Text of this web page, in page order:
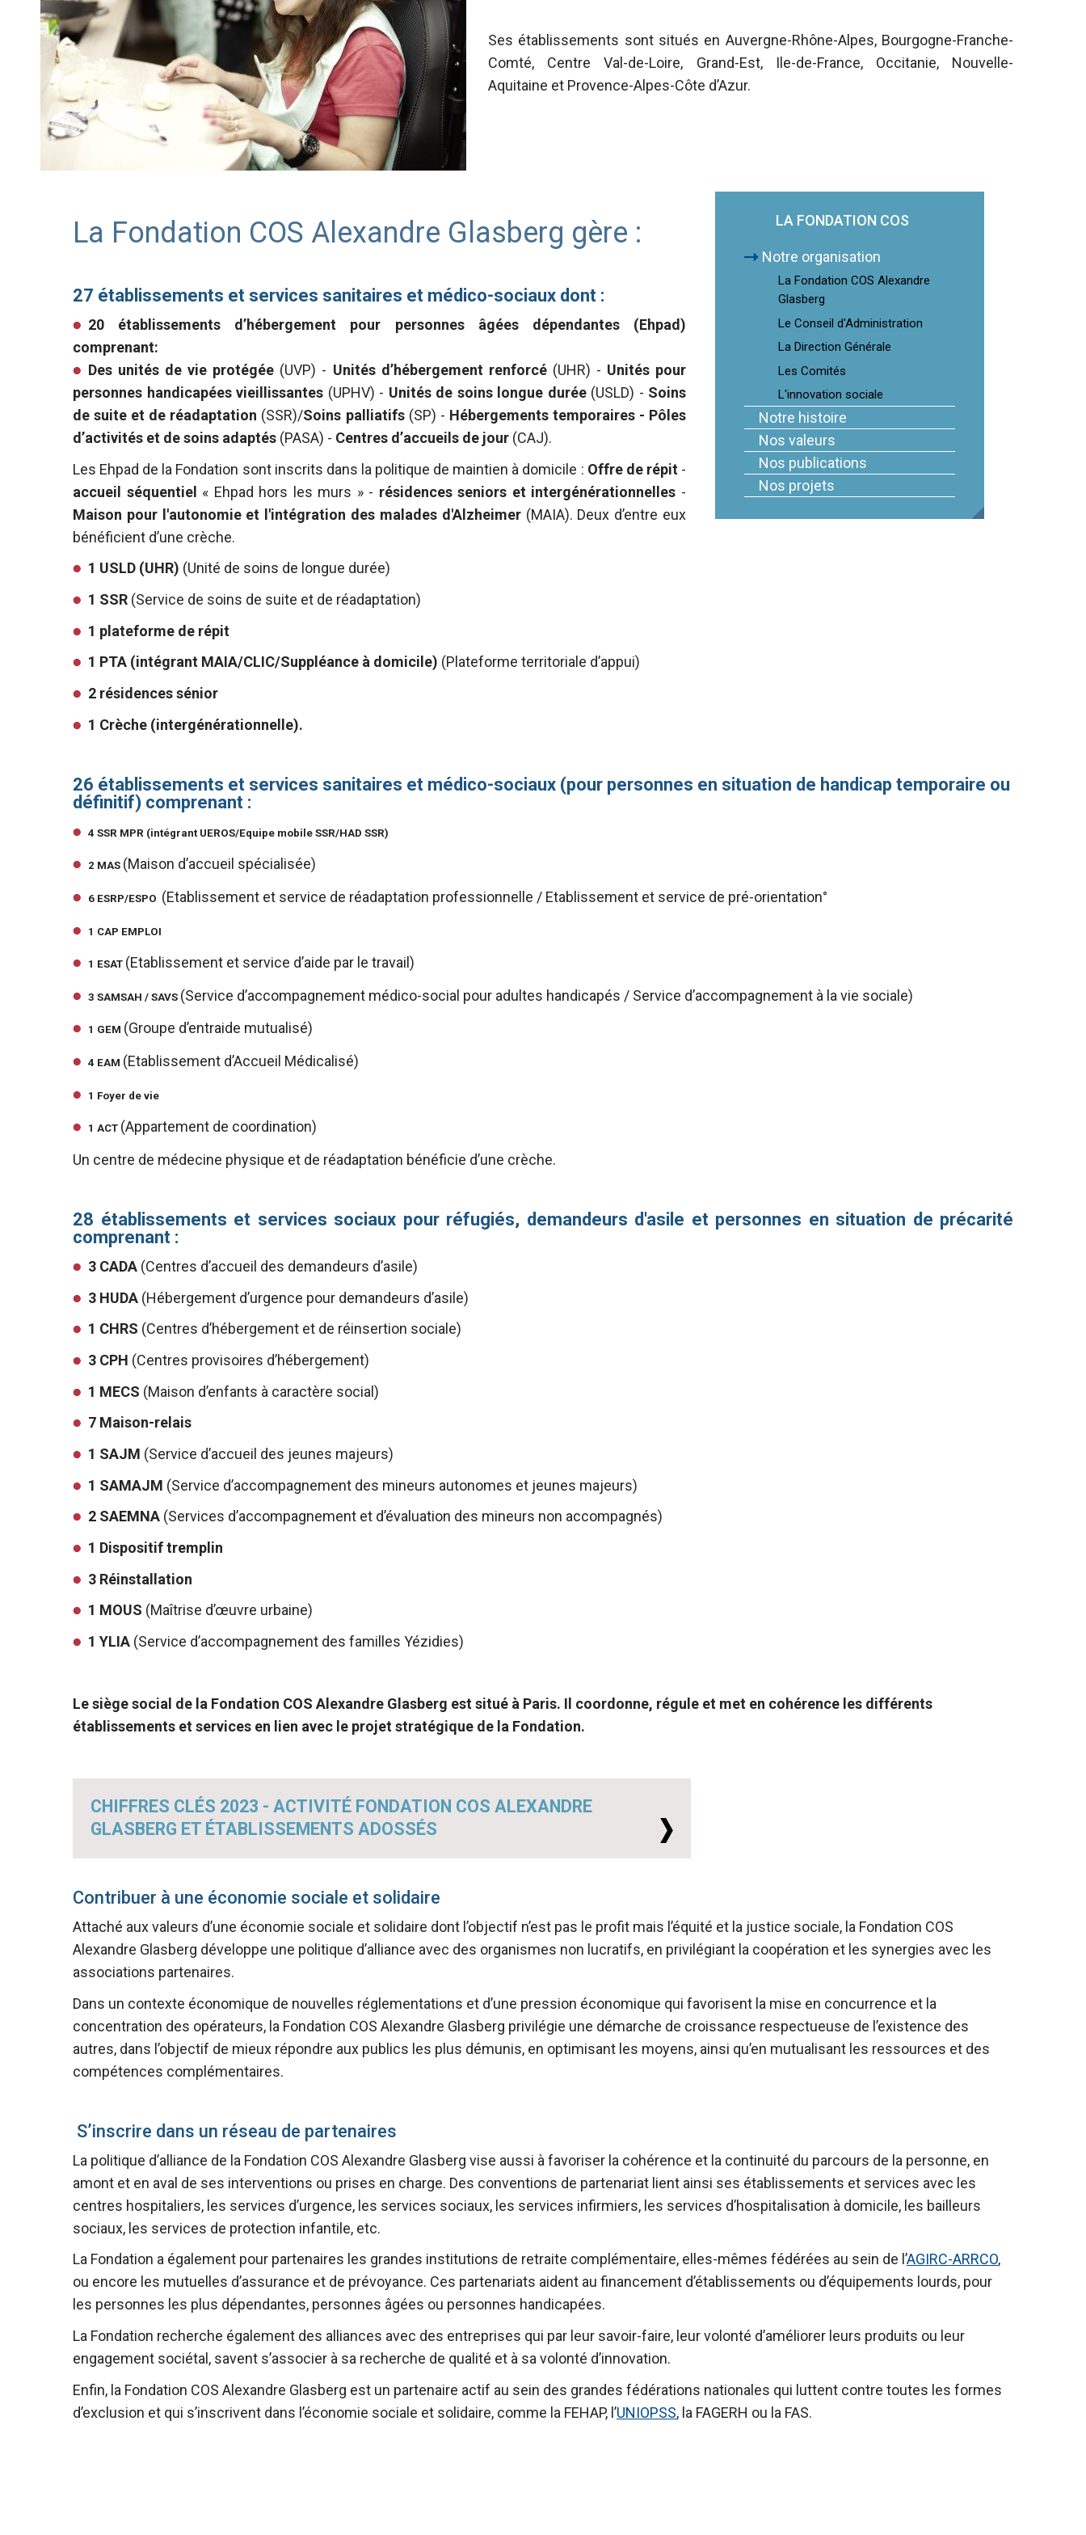
Ses établissements sont situés en Auvergne-Rhône-Alpes, Bourgogne-Franche-
Comté, Centre Val-de-Loire, Grand-Est, Ile-de-France, Occitanie, Nouvelle-
Aquitaine et Provence-Alpes-Côte d’Azur.
LA FONDATION COS
Notre organisation
La Fondation COS Alexandre
Glasberg
Le Conseil d'Administration
La Direction Générale
Les Comités
L'innovation sociale
Notre histoire
Nos valeurs
Nos publications
Nos projets
La Fondation COS Alexandre Glasberg gère :
27 établissements et services sanitaires et médico-sociaux dont :
20 établissements d’hébergement pour personnes âgées dépendantes (Ehpad)
comprenant:
Des unités de vie protégée (UVP) - Unités d’hébergement renforcé(UHR) - Unités pour
personnes handicapées vieillissantes (UPHV) - Unités de soins longue durée(USLD) - Soins
de suite et de réadaptation (SSR)/Soins palliatifs(SP) - Hébergements temporaires - Pôles
d’activités et de soins adaptés (PASA) - Centres d’accueils de jour (CAJ).
Les Ehpad de la Fondation sont inscrits dans la politique de maintien à domicile : Offre de répit-
accueil séquentiel « Ehpad hors les murs » - résidences seniors et intergénérationnelles -
Maison pour l'autonomie et l'intégration des malades d'Alzheimer(MAIA). Deux d’entre eux
bénéficient d’une crèche.
1 USLD (UHR) (Unité de soins de longue durée)
1 SSR (Service de soins de suite et de réadaptation)
1 plateforme de répit
1 PTA (intégrant MAIA/CLIC/Suppléance à domicile) (Plateforme territoriale d’appui)
2 résidences sénior
1 Crèche (intergénérationnelle).
26 établissements et services sanitaires et médico-sociaux (pour personnes en situation de handicap temporaire ou
définitif) comprenant :
4 SSR MPR (intégrant UEROS/Equipe mobile SSR/HAD SSR)
2 MAS (Maison d’accueil spécialisée)
6 ESRP/ESPO (Etablissement et service de réadaptation professionnelle / Etablissement et service de pré-orientation°
1 CAP EMPLOI
1 ESAT (Etablissement et service d’aide par le travail)
3 SAMSAH / SAVS (Service d’accompagnement médico-social pour adultes handicapés / Service d’accompagnement à la vie sociale)
1 GEM (Groupe d’entraide mutualisé)
4 EAM (Etablissement d’Accueil Médicalisé)
1 Foyer de vie
1 ACT (Appartement de coordination)
Un centre de médecine physique et de réadaptation bénéficie d’une crèche.
28 établissements et services sociaux pour réfugiés, demandeurs d'asile et personnes en situation de précarité
comprenant :
3 CADA (Centres d’accueil des demandeurs d’asile)
3 HUDA (Hébergement d’urgence pour demandeurs d’asile)
1 CHRS (Centres d’hébergement et de réinsertion sociale)
3 CPH (Centres provisoires d’hébergement)
1 MECS (Maison d’enfants à caractère social)
7 Maison-relais
1 SAJM (Service d’accueil des jeunes majeurs)
1 SAMAJM (Service d’accompagnement des mineurs autonomes et jeunes majeurs)
2 SAEMNA (Services d’accompagnement et d’évaluation des mineurs non accompagnés)
1 Dispositif tremplin
3 Réinstallation
1 MOUS (Maîtrise d’œuvre urbaine)
1 YLIA (Service d’accompagnement des familles Yézidies)
Le siège social de la Fondation COS Alexandre Glasberg est situé à Paris. Il coordonne, régule et met en cohérence les différents
établissements et services en lien avec le projet stratégique de la Fondation.
CHIFFRES CLÉS 2023 - ACTIVITÉ FONDATION COS ALEXANDRE
GLASBERG ET ÉTABLISSEMENTS ADOSSÉS
Contribuer à une économie sociale et solidaire
Attaché aux valeurs d’une économie sociale et solidaire dont l’objectif n’est pas le profit mais l’équité et la justice sociale, la Fondation COS
Alexandre Glasberg développe une politique d’alliance avec des organismes non lucratifs, en privilégiant la coopération et les synergies avec les
associations partenaires.
Dans un contexte économique de nouvelles réglementations et d’une pression économique qui favorisent la mise en concurrence et la
concentration des opérateurs, la Fondation COS Alexandre Glasberg privilégie une démarche de croissance respectueuse de l’existence des
autres, dans l’objectif de mieux répondre aux publics les plus démunis, en optimisant les moyens, ainsi qu’en mutualisant les ressources et des
compétences complémentaires.
S’inscrire dans un réseau de partenaires
La politique d’alliance de la Fondation COS Alexandre Glasberg vise aussi à favoriser la cohérence et la continuité du parcours de la personne, en
amont et en aval de ses interventions ou prises en charge. Des conventions de partenariat lient ainsi ses établissements et services avec les
centres hospitaliers, les services d’urgence, les services sociaux, les services infirmiers, les services d’hospitalisation à domicile, les bailleurs
sociaux, les services de protection infantile, etc.
La Fondation a également pour partenaires les grandes institutions de retraite complémentaire, elles-mêmes fédérées au sein de l’AGIRC-ARRCO,
ou encore les mutuelles d’assurance et de prévoyance. Ces partenariats aident au financement d’établissements ou d’équipements lourds, pour
les personnes les plus dépendantes, personnes âgées ou personnes handicapées.
La Fondation recherche également des alliances avec des entreprises qui par leur savoir-faire, leur volonté d’améliorer leurs produits ou leur
engagement sociétal, savent s’associer à sa recherche de qualité et à sa volonté d’innovation.
Enfin, la Fondation COS Alexandre Glasberg est un partenaire actif au sein des grandes fédérations nationales qui luttent contre toutes les formes
d’exclusion et qui s’inscrivent dans l’économie sociale et solidaire, comme la FEHAP, l’UNIOPSS, la FAGERH ou la FAS.